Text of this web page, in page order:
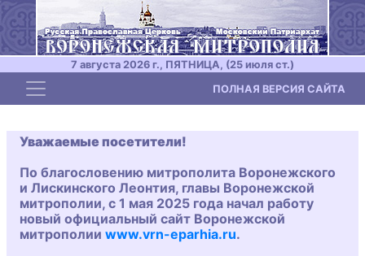
7 августа 2026 г., ПЯТНИЦА, (25 июля ст.)
Toggle navigation ПОЛНАЯ ВЕРСИЯ САЙТА
Уважаемые посетители!
По благословению митрополита Воронежского
и Лискинского Леонтия, главы Воронежской
митрополии, с 1 мая 2025 года начал работу
новый официальный сайт Воронежской
митрополии www.vrn-eparhia.ru.